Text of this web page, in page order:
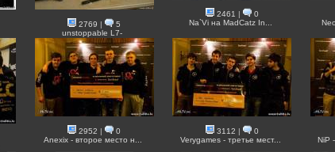
2769 |
5
unstoppable L7-
2461 |
0
Na`Vi на MadCatz In...
2952 |
0
Anexix - второе место н...
3112 |
0
Verygames - третье мест...
NiP